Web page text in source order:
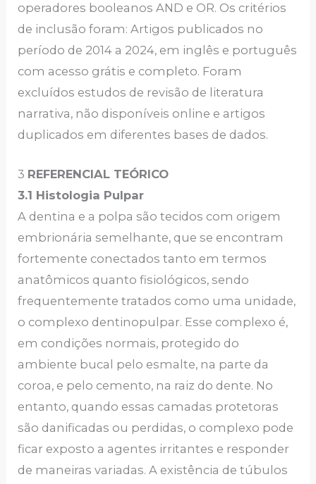
operadores booleanos AND e OR. Os critérios
de inclusão foram: Artigos publicados no
período de 2014 a 2024, em inglês e português
com acesso grátis e completo. Foram
excluídos estudos de revisão de literatura
narrativa, não disponíveis online e artigos
duplicados em diferentes bases de dados.
3 REFERENCIAL TEÓRICO
3.1 Histologia Pulpar
A dentina e a polpa são tecidos com origem
embrionária semelhante, que se encontram
fortemente conectados tanto em termos
anatômicos quanto fisiológicos, sendo
frequentemente tratados como uma unidade,
o complexo dentinopulpar. Esse complexo é,
em condições normais, protegido do
ambiente bucal pelo esmalte, na parte da
coroa, e pelo cemento, na raiz do dente. No
entanto, quando essas camadas protetoras
são danificadas ou perdidas, o complexo pode
ficar exposto a agentes irritantes e responder
de maneiras variadas. A existência de túbulos